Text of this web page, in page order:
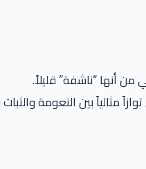
أنها “ناشفة” قليلاً.
مثالياً بين النعومة